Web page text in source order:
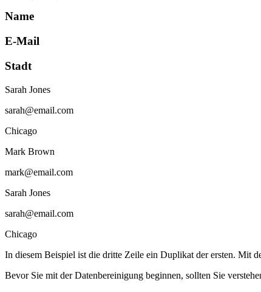
Name
E-Mail
Stadt
Sarah Jones
sarah@email.com
Chicago
Mark Brown
mark@email.com
Sarah Jones
sarah@email.com
Chicago
In diesem Beispiel ist die dritte Zeile ein Duplikat der ersten. Mit
Bevor Sie mit der Datenbereinigung beginnen, sollten Sie